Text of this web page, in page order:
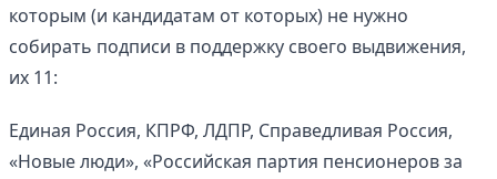
которым (и кандидатам от которых) не нужно
собирать подписи в поддержку своего выдвижения,
их 11:
Единая Россия, КПРФ, ЛДПР, Справедливая Россия,
«Новые люди», «Российская партия пенсионеров за